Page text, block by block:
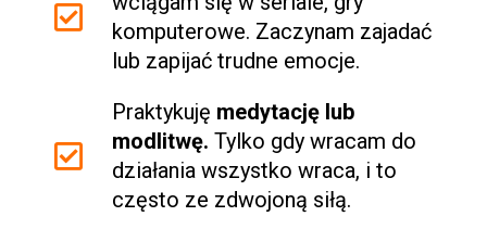
komputerowe. Zaczynam zajadać
lub zapijać trudne emocje.
Praktykuję medytację lub
modlitwę. Tylko gdy wracam do
działania wszystko wraca, i to
często ze zdwojoną siłą.